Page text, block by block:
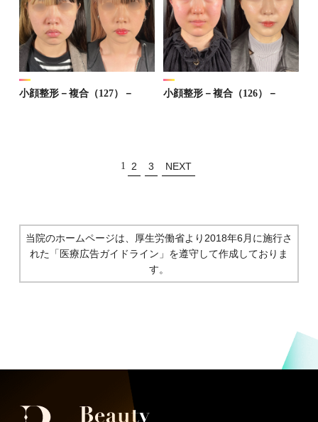
小顔整形－複合（127）－ 小顔整形－複合（126）－
1 2 3 NEXT
当院のホームページは、厚生労働省より2018年6月に施行さ
れた 「医療広告ガイドライン」を遵守して作成しておりま
す。